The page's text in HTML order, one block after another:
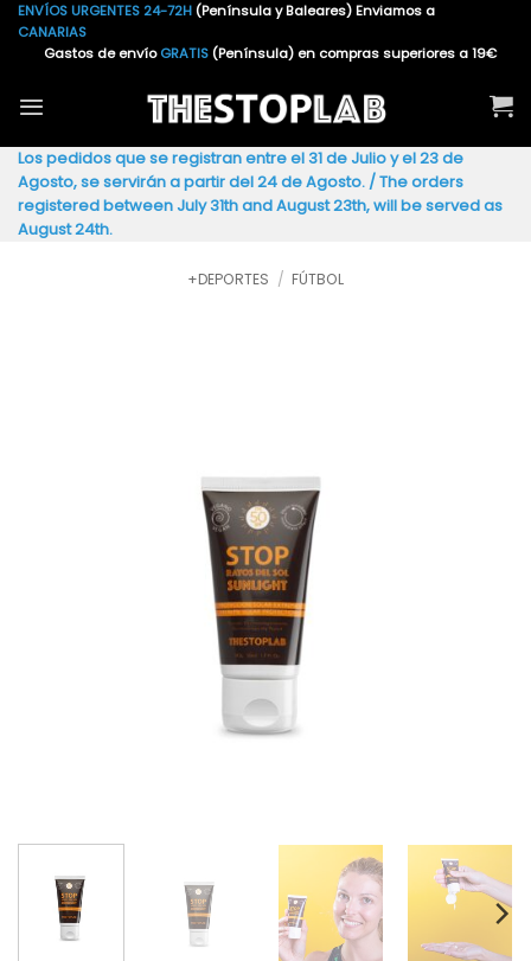
Saltar
ENVÍOS URGENTES 24-72H (Península y Baleares) Enviamos a
CANARIAS
Gastos de envíoGRATIS(Península) en compras superiores a 19€
Los pedidos que se registran entre el 31 de Julio y el 23 de
Agosto, se servirán a partir del 24 de Agosto. / The orders
registered between July 31th and August 23th, will be served as
August 24th.
+DEPORTES / FÚTBOL